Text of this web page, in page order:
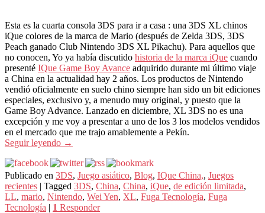
Esta es la cuarta consola 3DS para ir a casa : una 3DS XL chinos
iQue colores de la marca de Mario (después de Zelda 3DS, 3DS
Peach ganado Club Nintendo 3DS XL Pikachu). Para aquellos que
no conocen, Yo ya había discutido historia de la marca iQue cuando
presenté IQue Game Boy Avance adquirido durante mi último viaje
a China en la actualidad hay 2 años. Los productos de Nintendo
vendió oficialmente en suelo chino siempre han sido un bit ediciones
especiales, exclusivo y, a menudo muy original, y puesto que la
Game Boy Advance. Lanzado en diciembre, XL 3DS no es una
excepción y me voy a presentar a uno de los 3 los modelos vendidos
en el mercado que me trajo amablemente a Pekín.
Seguir leyendo →
Publicado en 3DS, Juego asiático, Blog, IQue China,, Juegos
recientes | Tagged 3DS, China, China, iQue, de edición limitada,
LL, mario, Nintendo, Wei Yen, XL, Fuga Tecnología, Fuga
Tecnología | 1 Responder